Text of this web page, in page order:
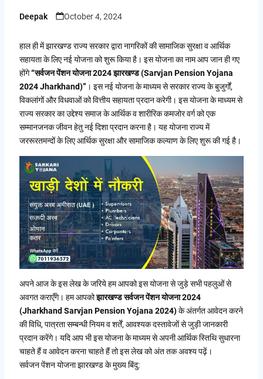
Posted
Deepak October 4, 2024
हाल ही में झारखण्ड राज्य सरकार द्वारा नागरिकों की सामाजिक सुरक्षा व आर्थिक
सहायता के लिए नई योजना को शुरू किया है। इस योजना का नाम आप जान ही गए
होंगे“सर्वजन पेंशन योजना 2024 झारखण्ड (Sarvjan Pension Yojana
2024 Jharkhand)” । इस नई योजना के माध्यम से सरकार राज्य के बुजुर्गों,
विकलांगों और विधवाओं को वित्तीय सहायता प्रदान करेगी। इस योजना के माध्यम से
राज्य सरकार का उद्देश्य समाज के आर्थिक व शारीरिक कमजोर वर्ग को एक
सम्मानजनक जीवन हेतु नई दिशा प्रदान करना है। यह योजना राज्य में
जररूरतमन्दों के लिए आर्थिक सुरक्षा और सामाजिक कल्याण के लिए शुरू की गई है।
अपने आज के इस लेख के जरिये हम आपको इस योजना से जुड़े सभी पहलुओं से
अवगत कराएँगे। हम आपकोझारखण्ड सर्वजन पेंशन योजना 2024
(Jharkhand Sarvjan Pension Yojana 2024)के अंतर्गत आवेदन करने
की विधि, पात्रता सम्बन्धी नियम व शर्तें, आवश्यक दस्तावेजों से जुड़ी जानकारी
प्रदान करेंगे। यदि आप भी इस योजना के माध्यम से अपनी आर्थिक स्तिथि सुधारना
चाहते हैं व आवेदन करना चाहते हैं तो इस लेख को अंत तक अवश्य पढ़ें।
सर्वजन पेंशन योजना झारखण्ड के मुख्य बिंदु: